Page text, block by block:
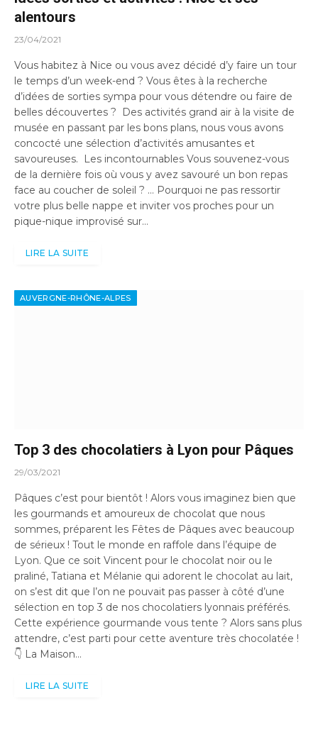
alentours
23/04/2021
Vous habitez à Nice ou vous avez décidé d’y faire un tour
le temps d’un week-end ? Vous êtes à la recherche
d’idées de sorties sympa pour vous détendre ou faire de
belles découvertes ? Des activités grand air à la visite de
musée en passant par les bons plans, nous vous avons
concocté une sélection d’activités amusantes et
savoureuses. Les incontournables Vous souvenez-vous
de la dernière fois où vous y avez savouré un bon repas
face au coucher de soleil ? … Pourquoi ne pas ressortir
votre plus belle nappe et inviter vos proches pour un
pique-nique improvisé sur…
LIRE LA SUITE
AUVERGNE-RHÔNE-ALPES
Top 3 des chocolatiers à Lyon pour Pâques
29/03/2021
Pâques c’est pour bientôt ! Alors vous imaginez bien que
les gourmands et amoureux de chocolat que nous
sommes, préparent les Fêtes de Pâques avec beaucoup
de sérieux ! Tout le monde en raffole dans l’équipe de
Lyon. Que ce soit Vincent pour le chocolat noir ou le
praliné, Tatiana et Mélanie qui adorent le chocolat au lait,
on s’est dit que l’on ne pouvait pas passer à côté d’une
sélection en top 3 de nos chocolatiers lyonnais préférés.
Cette expérience gourmande vous tente ? Alors sans plus
attendre, c’est parti pour cette aventure très chocolatée !
👇 La Maison…
LIRE LA SUITE